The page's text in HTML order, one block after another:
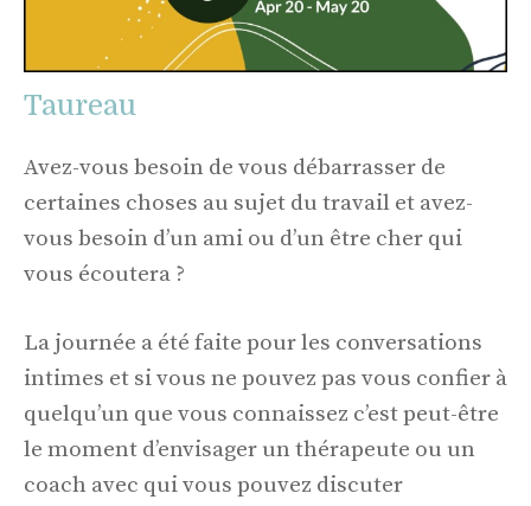
Taureau
Avez-vous besoin de vous débarrasser de
certaines choses au sujet du travail et avez-
vous besoin d’un ami ou d’un être cher qui
vous écoutera ?
La journée a été faite pour les conversations
intimes et si vous ne pouvez pas vous confier à
quelqu’un que vous connaissez c’est peut-être
le moment d’envisager un thérapeute ou un
coach avec qui vous pouvez discuter